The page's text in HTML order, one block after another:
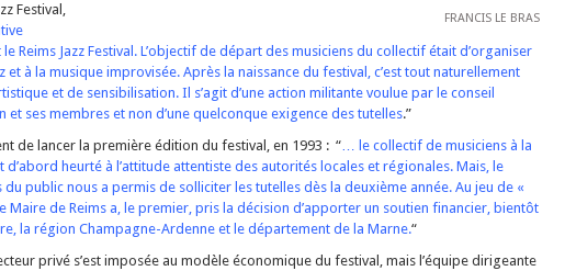
FRANCIS LE BRAS
Festival,
Reims Jazz Festival. L’objectif de départ des musiciens du collectif était d’organiser
à la musique improvisée. Après la naissance du festival, c’est tout naturellement
et de sensibilisation. Il s’agit d’une action militante voulue par le conseil
et ses membres et non d’une quelconque exigence des tutelles.”
de lancer la première édition du festival, en 1993 : “… le collectif de musiciens à la
d’abord heurté à l’attitude attentiste des autorités locales et régionales. Mais, le
public nous a permis de solliciter les tutelles dès la deuxième année. Au jeu de «
Maire de Reims a, le premier, pris la décision d’apporter un soutien financier, bientôt
la région Champagne-Ardenne et le département de la Marne.“
privé s’est imposée au modèle économique du festival, mais l’équipe dirigeante